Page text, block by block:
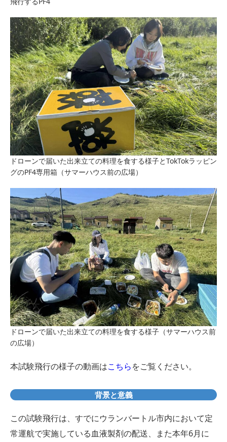
ドローンで届いた出来立ての料理を食する様子とTokTokラッピン
グのPF4専用箱（サマーハウス前の広場）
ドローンで届いた出来立ての料理を食する様子（サマーハウス前
の広場）
本試験飛行の様子の動画はこちらをご覧ください。
背景と意義
この試験飛行は、すでにウランバートル市内において定
常運航で実施している血液製剤の配送、また本年6月に